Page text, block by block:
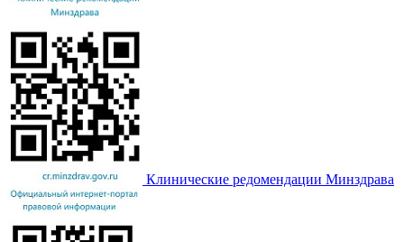
Клинические редомендации Минздрава